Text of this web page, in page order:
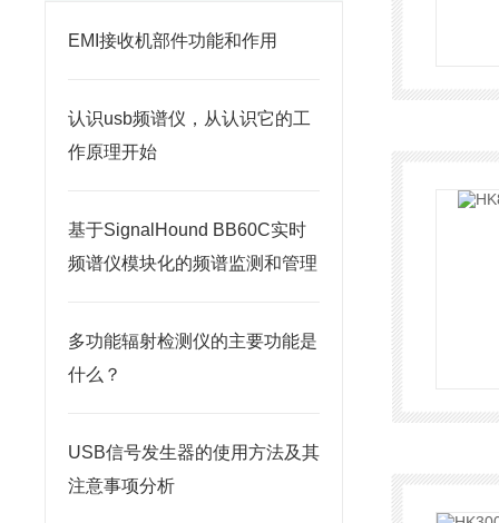
EMI接收机部件功能和作用
认识usb频谱仪，从认识它的工
作原理开始
基于SignalHound BB60C实时
频谱仪模块化的频谱监测和管理
多功能辐射检测仪的主要功能是
什么？
USB信号发生器的使用方法及其
注意事项分析